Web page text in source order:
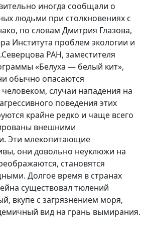
иногда сообщали о
людьми при столкновениях с
по словам Дмитрия Глазова,
Института проблем экологии и
РАН, заместителя
«Белуха — белый кит»,
обычно опасаются
человеком, случаи нападения на
поведения этих
крайне редко и чаще всего
внешними
Эти млекопитающие
они довольно неуклюжи на
становятся
Долгое время в странах
существовал тюлений
вкупе с загрязнением моря,
вид на грань вымирания.